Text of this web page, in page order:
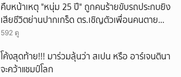
คืบหน้าเหตุ "หนุ่ม 25 ปี" ถูกคนร้ายขับรถประกบยิง
เสียชีวิตย่านปากเกร็ด ตร.เชิญตัวเพื่อนคนตาย
สอบปากคำ
592 ดู
โค้งสุดท้าย!!! มาร่วมลุ้นว่า สเปน หรือ อาร์เจนตินา
จะคว้าแชมป์โลก